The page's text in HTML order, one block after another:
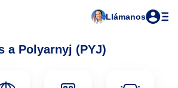
Llámanos
a Polyarnyj (PYJ)